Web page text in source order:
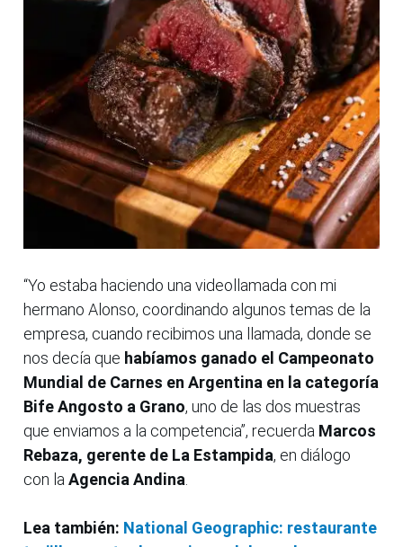
“Yo estaba haciendo una videollamada con mi
hermano Alonso, coordinando algunos temas de la
empresa, cuando recibimos una llamada, donde se
nos decía que habíamos ganado el Campeonato
Mundial de Carnes en Argentina en la categoría
Bife Angosto a Grano, uno de las dos muestras
que enviamos a la competencia”, recuerda Marcos
Rebaza, gerente de La Estampida, en diálogo
con la Agencia Andina
Lea también: National Geographic: restaurante